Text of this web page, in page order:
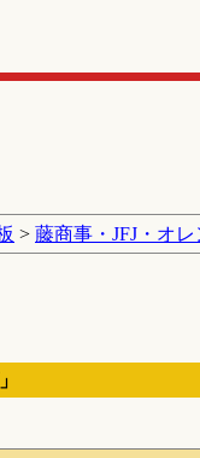
> 藤商事・JFJ・オレ